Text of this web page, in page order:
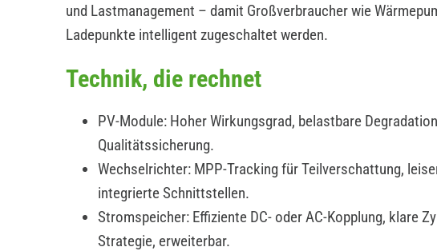
und Lastmanagement – damit Großverbraucher wie
Ladepunkte intelligent zugeschaltet werden.
Technik, die rechnet
PV-Module: Hoher Wirkungsgrad, belastbare
Qualitätssicherung.
Wechselrichter: MPP-Tracking für Teilverschattung,
integrierte Schnittstellen.
Stromspeicher: Effiziente DC- oder AC-Kopplung, klare
Strategie, erweiterbar.